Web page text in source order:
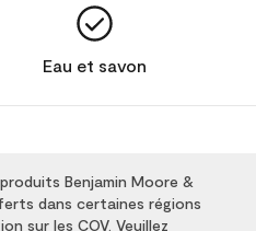
Eau et savon
Benjamin Moore &
dans certaines régions
sur les COV. Veuillez